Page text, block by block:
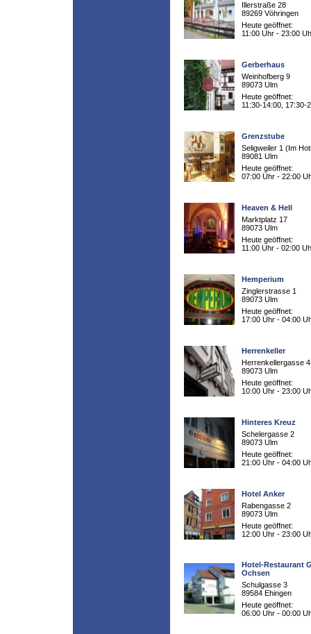
Illerstraße 28
89269 Vöhringen
Heute geöffnet:
11:00 Uhr - 23:00
Gerberhaus
Weinhofberg 9
89073 Ulm
Heute geöffnet:
11:30-14:00, 17:30-
Grenzstube
Seligweiler 1 (Im
89081 Ulm
Heute geöffnet:
07:00 Uhr - 22:00
Heaven & Hell
Marktplatz 17
89073 Ulm
Heute geöffnet:
11:00 Uhr - 02:00
Hemperium
Zinglerstrasse 1
89073 Ulm
Heute geöffnet:
17:00 Uhr - 04:00
Herrenkeller
Herrenkellergasse 4
89073 Ulm
Heute geöffnet:
10:00 Uhr - 23:00
Hinteres Kreuz
Schelergasse 2
89073 Ulm
Heute geöffnet:
21:00 Uhr - 04:00
Hotel Anker
Rabengasse 2
89073 Ulm
Heute geöffnet:
12:00 Uhr - 23:00
Hotel-Restaurant
Ochsen
Schulgasse 3
89584 Ehingen
Heute geöffnet:
06:00 Uhr - 00:00